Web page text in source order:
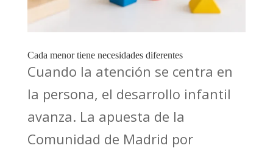
Cada menor tiene necesidades diferentes
Cuando la atención se centra en
la persona, el desarrollo infantil
avanza. La apuesta de la
Comunidad de Madrid por